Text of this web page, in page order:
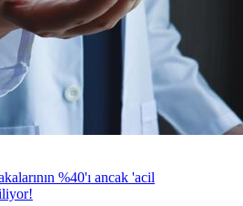
%40'ı ancak 'acil